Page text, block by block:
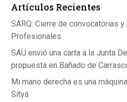
o
k
p
p
Artículos Recientes
SARQ: Cierre de convocatorias
Profesionales
SAU envió una carta a la Junta
propuesta en Bañado de
Mi mano derecha es una
Sityá